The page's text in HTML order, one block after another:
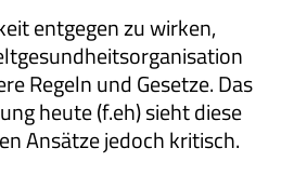
entgegen zu wirken,
Regeln und Gesetze. Das
heute (f.eh) sieht diese
Ansätze jedoch kritisch.